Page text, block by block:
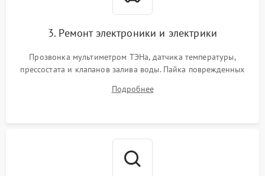
3. Ремонт электроники и электрики
Прозвонка мультиметром ТЭНа, датчика температуры,
прессостата и клапанов залива воды. Пайка поврежденных
Восстановление целостности проводки и контактов.
Подробнее